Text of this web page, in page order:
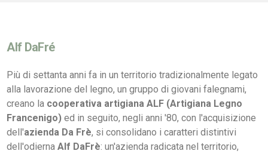
Alf DaFré
Più di settanta anni fa in un territorio tradizionalmente legato
alla lavorazione del legno, un gruppo di giovani falegnami,
creano la cooperativa artigiana ALF (Artigiana Legno
Francenigo) ed in seguito, negli anni '80, con l'acquisizione
dell'azienda Da Frè, si consolidano i caratteri distintivi
dell'odiernaAlf DaFrè: un'azienda radicata nel territorio,